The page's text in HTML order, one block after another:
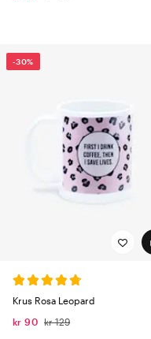
-30%
Krus Rosa Leopard
kr 90 kr 129